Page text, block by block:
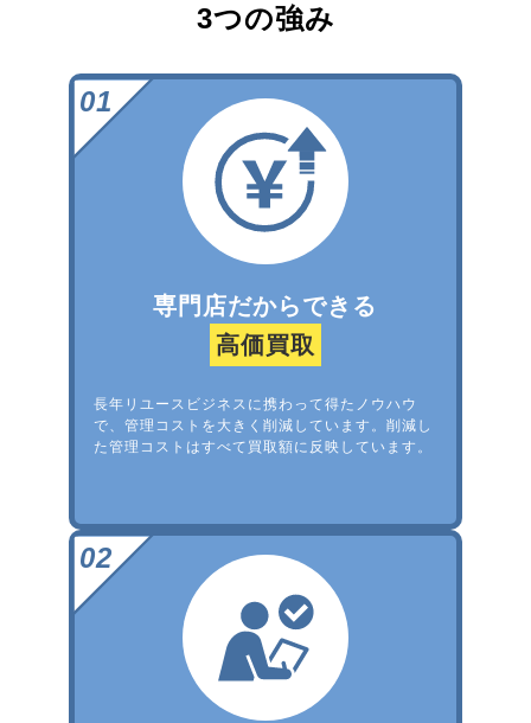
3つの強み
専門店だからできる
高価買取
長年リユースビジネスに携わって得たノウハウ
で、管理コストを大きく削減しています。削減し
た管理コストはすべて買取額に反映しています。